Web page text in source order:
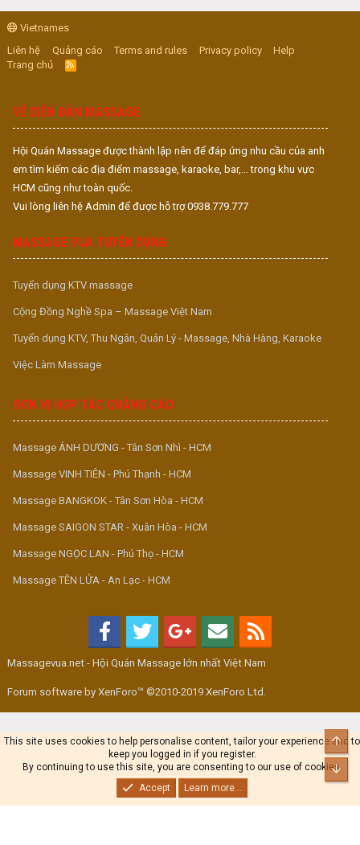
Vietnames
Liên hệ
Quảng cáo Terms and rules Privacy policy
Help
Trang chủ
R
S
VỀ DIỄN ĐÀN MASSAGE
Hội Quán Massage được thành lập nên để đáp ứng nhu cầu của anh
em tìm kiếm các địa điểm massage, karaoke, bar,... trong khu vực
HCM cũng như toàn quốc.
Vui lòng liên hệ Admin để được hỗ trợ 0938.779.777
MASSAGE VUA TUYỂN DỤNG
Tuyển dụng KTV massage
Cộng Đồng Nghề Spa – Massage Việt Nam
Tuyển dụng KTV, Thu Ngân, Quản Lý - Massage, Nhà Hàng, Karaoke
Việc Làm Massage
ĐƠN VỊ HỢP TÁC QUẢNG CÁO
Massage ÁNH DƯƠNG - Tân Sơn Nhì - HCM
Massage VINH TIÊN - Phú Thạnh - HCM
Massage BANGKOK - Tân Sơn Hòa - HCM
Massage SAIGON STAR - Xuân Hòa - HCM
Massage NGỌC LAN - Phú Thọ - HCM
Massage TÊN LỬA - An Lạc - HCM
Massagevua.net - Hội Quán Massage lớn nhất Việt Nam
Forum software by XenForo™ ©2010-2019 XenForo Ltd.
This site uses cookies to help personalise content, tailor your experience and to
keep you logged in if you register.
By continuing to use this site, you are consenting to our use of cookies.
Accept
Learn more...
Top